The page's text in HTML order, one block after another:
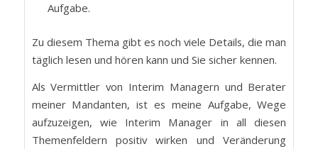
Aufgabe.
Zu diesem Thema gibt es noch viele Details, die man
täglich lesen und hören kann und Sie sicher kennen.
Als Vermittler von Interim Managern und Berater
meiner Mandanten, ist es meine Aufgabe, Wege
aufzuzeigen, wie Interim Manager in all diesen
Themenfeldern positiv wirken und Veränderung